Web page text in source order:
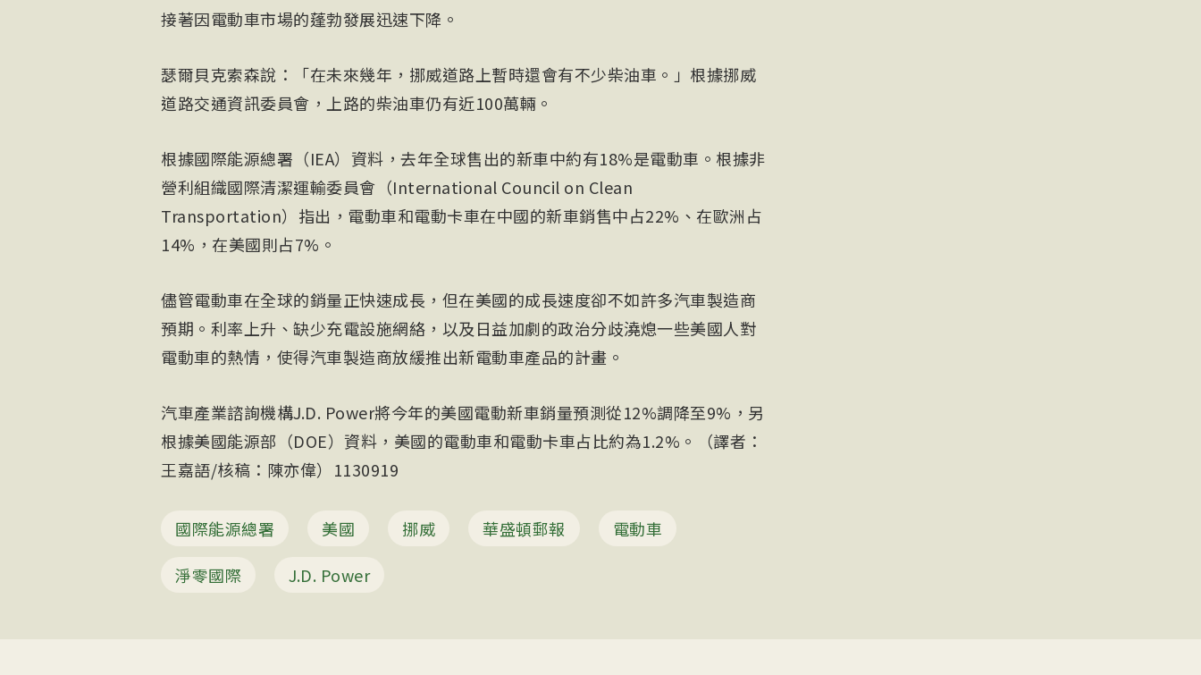
接著因電動車市場的蓬勃發展迅速下降。
瑟爾貝克索森說：「在未來幾年，挪威道路上暫時還會有不少柴油車。」根據挪威
道路交通資訊委員會，上路的柴油車仍有近100萬輛。
根據國際能源總署（IEA）資料，去年全球售出的新車中約有18%是電動車。根據非
營利組織國際清潔運輸委員會（International Council on Clean
Transportation）指出，電動車和電動卡車在中國的新車銷售中占22%、在歐洲占
14%，在美國則占7%。
儘管電動車在全球的銷量正快速成長，但在美國的成長速度卻不如許多汽車製造商
預期。利率上升、缺少充電設施網絡，以及日益加劇的政治分歧澆熄一些美國人對
電動車的熱情，使得汽車製造商放緩推出新電動車產品的計畫。
汽車產業諮詢機構J.D. Power將今年的美國電動新車銷量預測從12%調降至9%，另
根據美國能源部（DOE）資料，美國的電動車和電動卡車占比約為1.2%。（譯者：
王嘉語/核稿：陳亦偉）1130919
國際能源總署 美國 挪威 華盛頓郵報
電動車
淨零國際
J.D. Power